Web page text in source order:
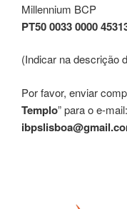
Millennium BCP
PT50 0033 0000
(Indicar na descrição
Por favor, enviar
Templo” para o e-mail: